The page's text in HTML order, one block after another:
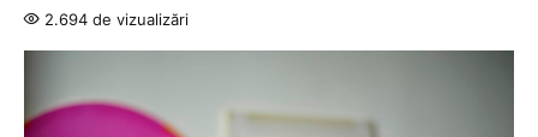
2.694 de vizualizări